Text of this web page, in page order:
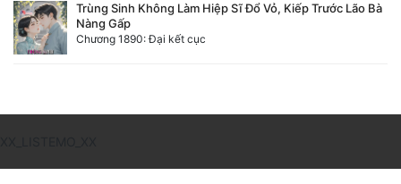
Trùng Sinh Không Làm Hiệp Sĩ Đổ Vỏ, Kiếp Trước Lão Bà
Nàng Gấp
Chương 1890: Đại kết cục